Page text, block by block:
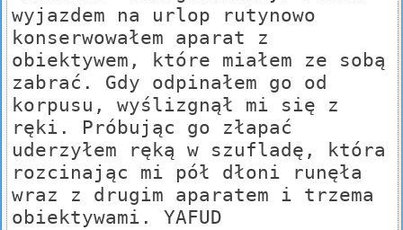
wyjazdem na urlop rutynowo
konserwowałem aparat z
obiektywem, które miałem ze sobą
zabrać. Gdy odpinałem go od
korpusu, wyślizgnął mi się z
ręki. Próbując go złapać
uderzyłem ręką w szufladę, która
rozcinając mi pół dłoni runęła
wraz z drugim aparatem i trzema
obiektywami. YAFUD